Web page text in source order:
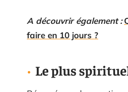
A découvrir également :
faire en 10 jours ?
Le plus